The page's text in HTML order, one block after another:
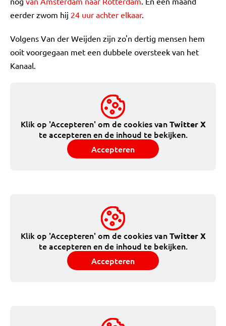
eerder zwom hij 24 uur achter elkaar.
Volgens Van der Weijden zijn zo'n dertig mensen hem
ooit voorgegaan met een dubbele oversteek van het
Kanaal.
Klik op 'Accepteren' om de cookies vanTwitter X
te accepteren en de inhoud te bekijken.
Accepteren
Klik op 'Accepteren' om de cookies vanTwitter X
te accepteren en de inhoud te bekijken.
Accepteren